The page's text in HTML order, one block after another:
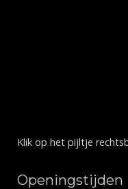
Klik op het pijltje
Openingstijden